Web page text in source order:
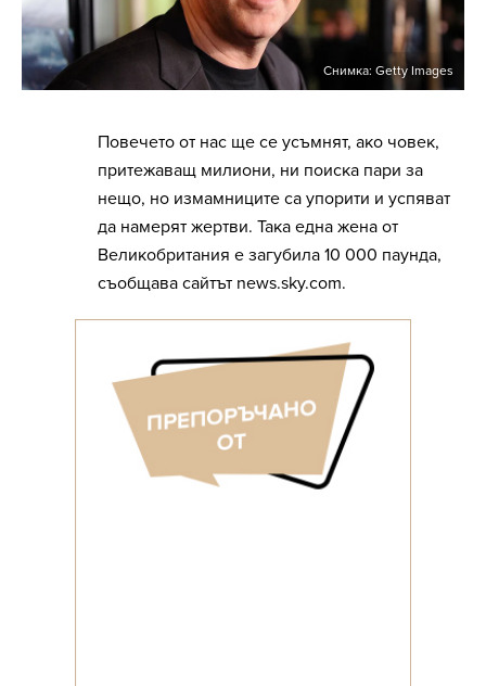
Снимка: Getty Images
Повечето от нас ще се усъмнят, ако човек,
притежаващ милиони, ни поиска пари за
нещо, но измамниците са упорити и успяват
да намерят жертви. Така една жена от
Великобритания е загубила 10 000 паунда,
съобщава сайтът news.sky.com.